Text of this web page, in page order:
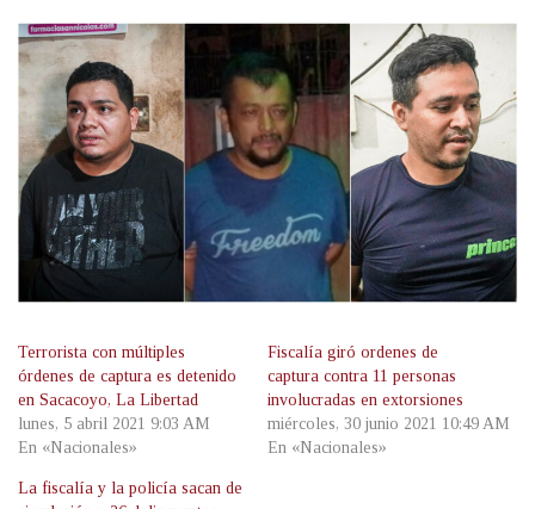
Terrorista con múltiples
órdenes de captura es detenido
en Sacacoyo, La Libertad
lunes, 5 abril 2021 9:03 AM
En «Nacionales»
Fiscalía giró ordenes de
captura contra 11 personas
involucradas en extorsiones
miércoles, 30 junio 2021 10:49 AM
En «Nacionales»
La fiscalía y la policía sacan de